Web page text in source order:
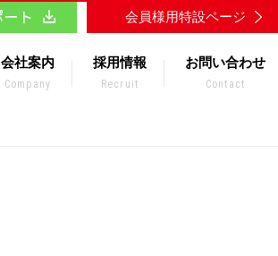
会員様用特設ページ
会社案内
Company
採用情報
Recruit
お問い合わせ
Contact